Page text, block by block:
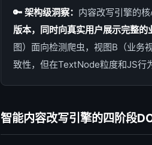
🔑 架构级洞察： 内容改写引擎的
版本，同时向真实用户展示完整的
图）面向检测爬虫，视图B（业务
致性，但在TextNode粒度和JS行
智能内容改写引擎的四阶段